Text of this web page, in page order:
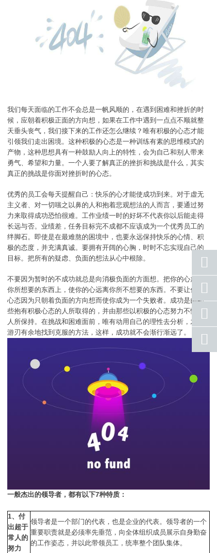
我们每天面临的工作不会总是一帆风顺的，在遇到困难和挫折的时
候，应朝着积极正面的方向想，如果在工作中遇到一点点不顺就整
天垂头丧气，我们接下来的工作还怎么继续？唯有积极的心态才能
引领我们走出困境。这种积极的心态是一种训练有素的思维模式的
产物，这种思想具有一种鼓励人向上的特性，会为自己和别人带来
勇气、希望和力量。一个人要了解真正的挫折和挑战是什么，其实
真正的挑战是你面对挫折时的心态。
优秀的员工会每天提醒自己：快乐的心才能使成功到来。对于虚无
主义者、对一切嗤之以鼻的人和抱着悲观想法的人而言，要通过努
力来取得成功恐怕很难。工作业绩一时的好坏不代表你以后能走得
长远与否。业绩差，任务目标完不成都不应该成为一个优秀员工的
绊脚石。即使是在最难熬的困境中，也要永远保持快乐的心情、积
极的态度，并充满真诚。要拥有开阔的心胸，时时不忘实现自己的
目标。把所有的疑虑、负面的想法从心中根除。
不要因为暂时的不成功就总是向消极负面的方面想。把你的心放在
你所想要的东西上，使你的心远离你所不想要的东西。不要让你的
心态因为只朝着负面的方向想而使你成为一个失败者。成功是由那
些抱有积极心态的人所取得的，并由那些以积极的心态努力不懈的
人所保持。在挑战和困难面前，唯有动用自己的理性去分析，才能
游刃有余地找到克服的方法，这样，成功就不会渐行渐远了。
一般杰出的领导者，都有以下7种特质：
1、付
出超于
常人的
努力
领导者是一个部门的代表，也是企业的代表。领导者的一个
重要职责就是必须率先垂范，向全体组织成员展示自身勤奋
的工作姿态，并以此带领员工，统率整个团队集体。
座机
号码
手机
号码
qq
联系